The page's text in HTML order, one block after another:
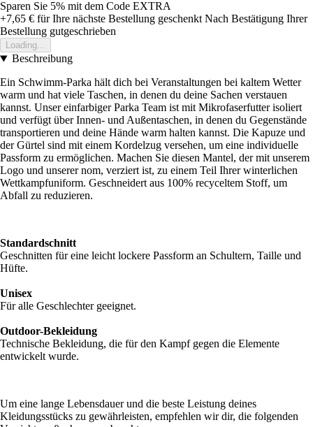
Sparen Sie 5% mit dem Code EXTRA
+7,65 € für Ihre nächste Bestellung geschenkt Nach Bestätigung Ihrer
Bestellung gutgeschrieben
Loading...
Beschreibung
Ein Schwimm-Parka hält dich bei Veranstaltungen bei kaltem Wetter
warm und hat viele Taschen, in denen du deine Sachen verstauen
kannst. Unser einfarbiger Parka Team ist mit Mikrofaserfutter isoliert
und verfügt über Innen- und Außentaschen, in denen du Gegenstände
transportieren und deine Hände warm halten kannst. Die Kapuze und
der Gürtel sind mit einem Kordelzug versehen, um eine individuelle
Passform zu ermöglichen. Machen Sie diesen Mantel, der mit unserem
Logo und unserer nom, verziert ist, zu einem Teil Ihrer winterlichen
Wettkampfuniform. Geschneidert aus 100% recyceltem Stoff, um
Abfall zu reduzieren.
Standardschnitt
Geschnitten für eine leicht lockere Passform an Schultern, Taille und
Hüfte.
Unisex
Für alle Geschlechter geeignet.
Outdoor-Bekleidung
Technische Bekleidung, die für den Kampf gegen die Elemente
entwickelt wurde.
Um eine lange Lebensdauer und die beste Leistung deines
Kleidungsstücks zu gewährleisten, empfehlen wir dir, die folgenden